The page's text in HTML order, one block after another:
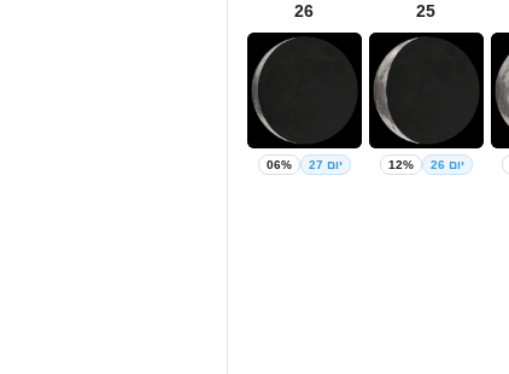
25
יום 26 12%
26
יום 27 06%